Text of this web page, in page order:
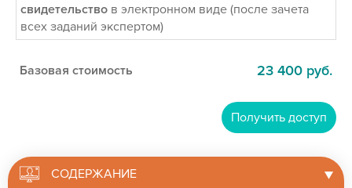
свидетельство в электронном виде (после зачета
всех заданий экспертом)
Базовая стоимость 23 400 руб.
Получить доступ
СОДЕРЖАНИЕ